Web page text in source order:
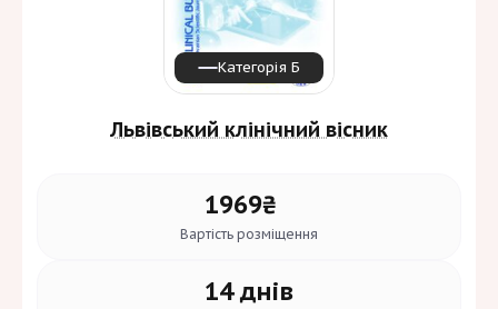
Категорія Б
Львівський клінічний вісник
1969₴
Вартість розміщення
14 днів